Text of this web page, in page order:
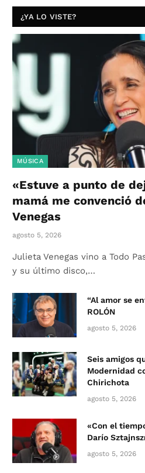
¿YA LO VISTE?
MÚSICA
«Estuve a punto de
mamá me convenció
Venegas
agosto 5, 2026
Julieta Venegas vino a Todo
y su último disco,…
“Al amor se
ROLÓN
agosto 5, 2026
Seis amigos
Modernidad
Chirichota
agosto 5, 2026
«Con el
Darío
agosto 5, 2026